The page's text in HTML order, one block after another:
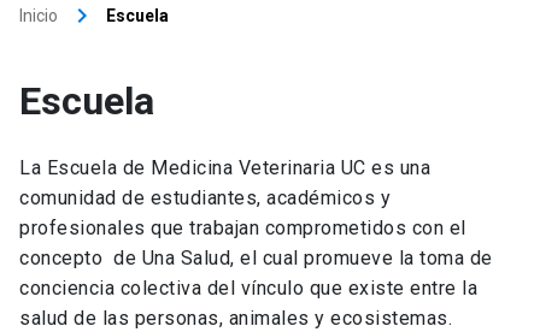
Inicio keyboard_arrow_right Escuela
Escuela
La Escuela de Medicina Veterinaria UC es una
comunidad de estudiantes, académicos y
profesionales que trabajan comprometidos con el
concepto de Una Salud, el cual promueve la toma de
conciencia colectiva del vínculo que existe entre la
salud de las personas, animales y ecosistemas.